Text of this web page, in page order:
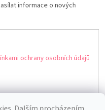
informace o nových
ochrany osobních údajů